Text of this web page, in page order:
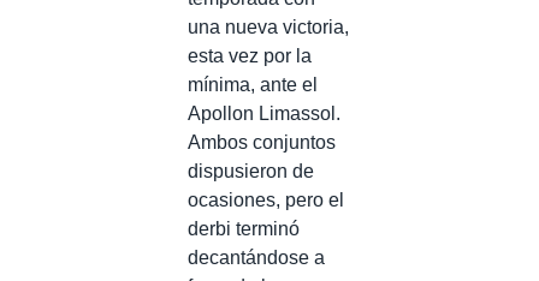
una nueva victoria,
esta vez por la
mínima, ante el
Apollon Limassol.
Ambos conjuntos
dispusieron de
ocasiones, pero el
derbi terminó
decantándose a